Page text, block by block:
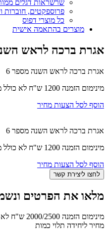
שרשראות דגלים
פרוספקטים, חוברות
כל מוצרי דפוס
מוצרים בהתאמה אישית
אגרת ברכה לראש
אגרת ברכה לראש השנה מספר 6
מינימום הזמנה 1200 ש"ח לא כולל מע"מ
הוסף לסל הצעות מחיר
אגרת ברכה לראש השנה מספר 6
מינימום הזמנה 1200 ש"ח לא כולל מע"מ
הוסף לסל הצעות מחיר
מלאו את הפרטים
מינימום הזמנה 2000/2500 ש"ח לא כולל מע"מ
מחיר ליחידה תלוי כמות